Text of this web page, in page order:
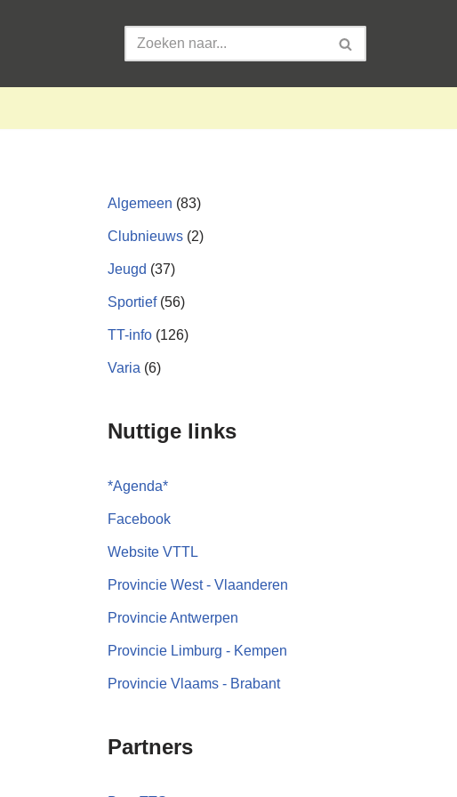
Algemeen (83)
Clubnieuws (2)
Jeugd (37)
Sportief(56)
TT-info (126)
Varia (6)
Nuttige links
*Agenda*
Facebook
Website VTTL
Provincie West - Vlaanderen
Provincie Antwerpen
Provincie Limburg - Kempen
Provincie Vlaams - Brabant
Partners